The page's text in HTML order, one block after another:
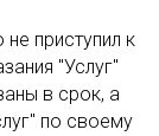
приступил к
"Услуг"
в срок, а
по своему